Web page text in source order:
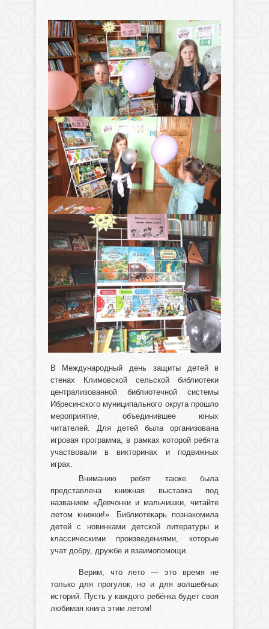
В Международный день защиты детей в
стенах Климовской сельской библиотеки
централизованной библиотечной системы
Ибресинского муниципального округа прошло
мероприятие, объединившее юных
читателей. Для детей была организована
игровая программа, в рамках которой ребята
участвовали в викторинах и подвижных
играх.
Вниманию ребят также была
представлена книжная выставка под
названием «Девчонки и мальчишки, читайте
летом книжки!». Библиотекарь познакомила
детей с новинками детской литературы и
классическими произведениями, которые
учат добру, дружбе и взаимопомощи.
Верим, что лето — это время не
только для прогулок, но и для волшебных
историй. Пусть у каждого ребёнка будет своя
любимая книга этим летом!